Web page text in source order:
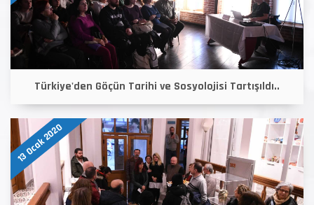
Türkiye'den Göçün Tarihi ve Sosyolojisi Tartışıldı..
13 Ocak 2020